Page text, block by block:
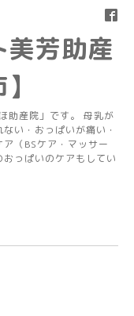
芳助産
助産院」です。 母乳が
い・おっぱいが痛い・
（BSケア・マッサー
っぱいのケアもしてい